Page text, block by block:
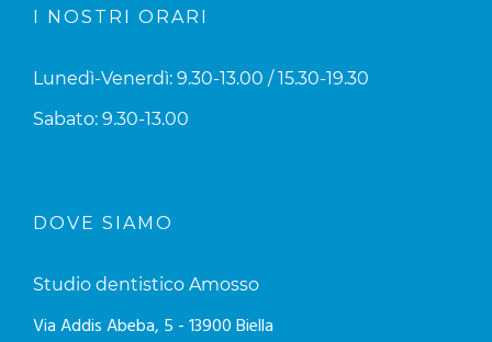
I NOSTRI ORARI
Lunedì-Venerdì: 9.30-13.00 / 15.30-19.30
Sabato: 9.30-13.00
DOVE SIAMO
Studio dentistico Amosso
Via Addis Abeba, 5 - 13900 Biella